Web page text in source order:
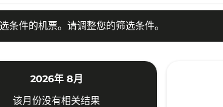
条件的机票。请调整您的筛选条件。
2026年 8月
该月份没有相关结果